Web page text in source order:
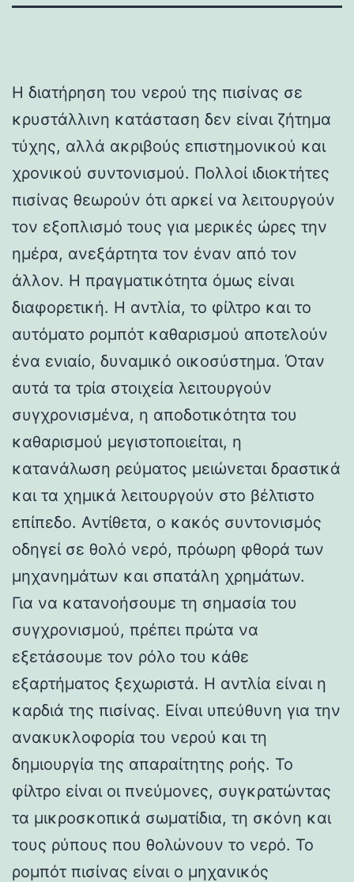
Η διατήρηση του νερού της πισίνας σε
κρυστάλλινη κατάσταση δεν είναι ζήτημα
τύχης, αλλά ακριβούς επιστημονικού και
χρονικού συντονισμού. Πολλοί ιδιοκτήτες
πισίνας θεωρούν ότι αρκεί να λειτουργούν
τον εξοπλισμό τους για μερικές ώρες την
ημέρα, ανεξάρτητα τον έναν από τον
άλλον. Η πραγματικότητα όμως είναι
διαφορετική. Η αντλία, το φίλτρο και το
αυτόματο ρομπότ καθαρισμού αποτελούν
ένα ενιαίο, δυναμικό οικοσύστημα. Όταν
αυτά τα τρία στοιχεία λειτουργούν
συγχρονισμένα, η αποδοτικότητα του
καθαρισμού μεγιστοποιείται, η
κατανάλωση ρεύματος μειώνεται δραστικά
και τα χημικά λειτουργούν στο βέλτιστο
επίπεδο. Αντίθετα, ο κακός συντονισμός
οδηγεί σε θολό νερό, πρόωρη φθορά των
μηχανημάτων και σπατάλη χρημάτων.
Για να κατανοήσουμε τη σημασία του
συγχρονισμού, πρέπει πρώτα να
εξετάσουμε τον ρόλο του κάθε
εξαρτήματος ξεχωριστά. Η αντλία είναι η
καρδιά της πισίνας. Είναι υπεύθυνη για την
ανακυκλοφορία του νερού και τη
δημιουργία της απαραίτητης ροής. Το
φίλτρο είναι οι πνεύμονες, συγκρατώντας
τα μικροσκοπικά σωματίδια, τη σκόνη και
τους ρύπους που θολώνουν το νερό. Το
ρομπότ πισίνας είναι ο μηχανικός